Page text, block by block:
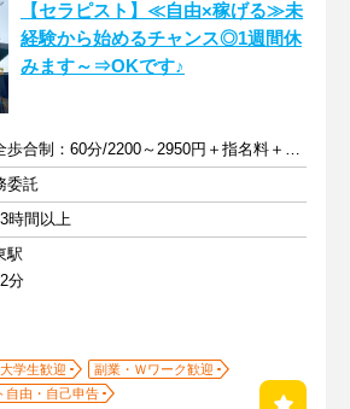
【セラピスト】≪自由×稼げる≫未
経験から始めるチャンス◎1週間休
みます～⇒OKです♪
完全歩合制：60分/2200～2950円＋指名料＋インセンティブ
委託
時間以上
駅
分
大学生歓迎
副業・Ｗワーク歓迎
自由・自己申告